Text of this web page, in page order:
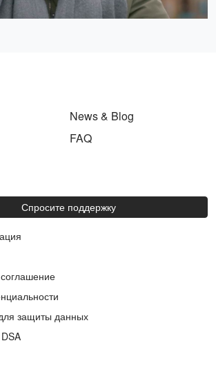
News & Blog
FAQ
Спросите поддержку
защиты данных